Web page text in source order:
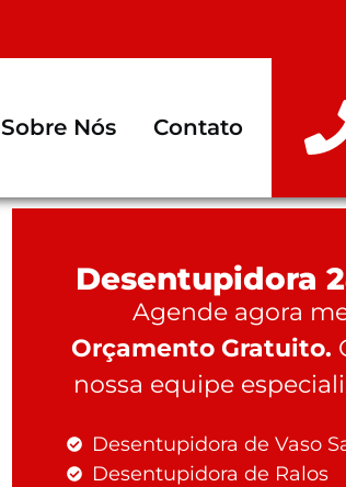
Sobre Nós Contato
Desentupidora
Agende agora
Orçamento Gratuito.
nossa equipe
Desentupidora de Vaso
Desentupidora de Ralos